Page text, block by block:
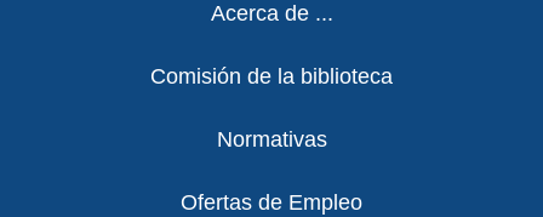
Acerca de ...
Comisión de la biblioteca
Normativas
Ofertas de Empleo